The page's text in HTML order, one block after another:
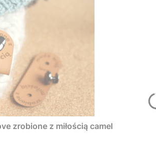
zrobione z miłością camel